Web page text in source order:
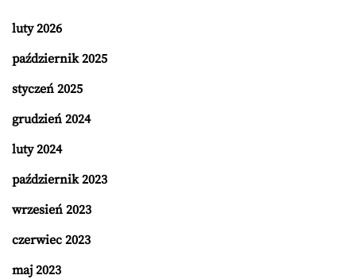
luty 2026
październik 2025
styczeń 2025
grudzień 2024
luty 2024
październik 2023
wrzesień 2023
czerwiec 2023
maj 2023